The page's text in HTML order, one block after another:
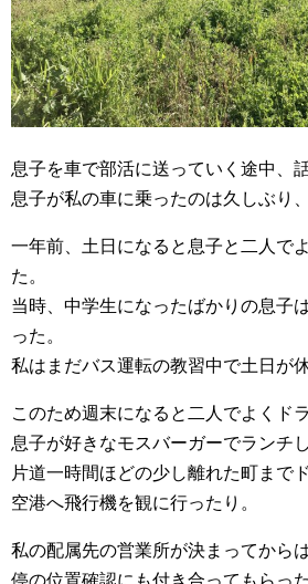
息子を車で部活に送っていく途中、話
息子が私の車に乗ったのは久しぶり
一年前、土日になると息子と二人で
た。
当時、中学生になったばかりの息子
った。
私はまだバス運転の教習中で土日が
このため週末になると二人でよくド
息子が好きなモスバーガーでランチし
片道一時間ほどの少し離れた町まで
空港へ飛行機を観に行ったり。
私の配属先の営業所が決まってから
停の位置確認にも付き合ってもらった